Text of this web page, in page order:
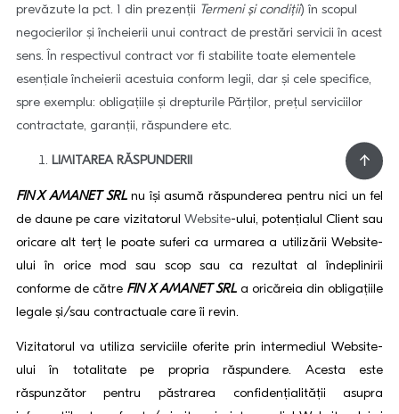
prevăzute la pct. 1 din prezenții Termeni și condiții) în scopul
negocierilor și încheierii unui contract de prestări servicii în acest
sens. În respectivul contract vor fi stabilite toate elementele
esențiale încheierii acestuia conform legii, dar și cele specifice,
spre exemplu: obligațiile și drepturile Părților, prețul serviciilor
contractate, garanții, răspundere etc.
LIMITAREA RĂSPUNDERII
FIN X AMANET SRL nu își asumă răspunderea pentru nici un fel
de daune pe care vizitatorul Website-ului, potențialul Client sau
oricare alt terț le poate suferi ca urmarea a utilizării Website-
ului în orice mod sau scop sau ca rezultat al îndeplinirii
conforme de către FIN X AMANET SRL a oricăreia din obligațiile
legale și/sau contractuale care îi revin.
Vizitatorul va utiliza serviciile oferite prin intermediul Website-
ului în totalitate pe propria răspundere. Acesta este
răspunzător pentru păstrarea confidențialității asupra